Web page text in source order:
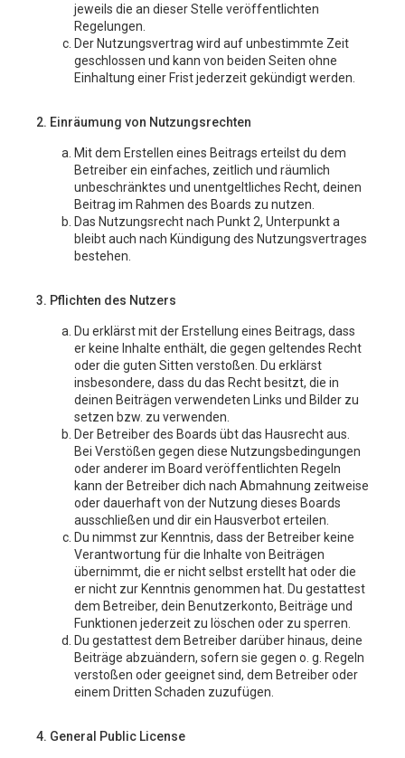
jeweils die an dieser Stelle veröffentlichten
Regelungen.
Der Nutzungsvertrag wird auf unbestimmte Zeit
geschlossen und kann von beiden Seiten ohne
Einhaltung einer Frist jederzeit gekündigt werden.
2. Einräumung von Nutzungsrechten
Mit dem Erstellen eines Beitrags erteilst du dem
Betreiber ein einfaches, zeitlich und räumlich
unbeschränktes und unentgeltliches Recht, deinen
Beitrag im Rahmen des Boards zu nutzen.
Das Nutzungsrecht nach Punkt 2, Unterpunkt a
bleibt auch nach Kündigung des Nutzungsvertrages
bestehen.
3. Pflichten des Nutzers
Du erklärst mit der Erstellung eines Beitrags, dass
er keine Inhalte enthält, die gegen geltendes Recht
oder die guten Sitten verstoßen. Du erklärst
insbesondere, dass du das Recht besitzt, die in
deinen Beiträgen verwendeten Links und Bilder zu
setzen bzw. zu verwenden.
Der Betreiber des Boards übt das Hausrecht aus.
Bei Verstößen gegen diese Nutzungsbedingungen
oder anderer im Board veröffentlichten Regeln
kann der Betreiber dich nach Abmahnung zeitweise
oder dauerhaft von der Nutzung dieses Boards
ausschließen und dir ein Hausverbot erteilen.
Du nimmst zur Kenntnis, dass der Betreiber keine
Verantwortung für die Inhalte von Beiträgen
übernimmt, die er nicht selbst erstellt hat oder die
er nicht zur Kenntnis genommen hat. Du gestattest
dem Betreiber, dein Benutzerkonto, Beiträge und
Funktionen jederzeit zu löschen oder zu sperren.
Du gestattest dem Betreiber darüber hinaus, deine
Beiträge abzuändern, sofern sie gegen o. g. Regeln
verstoßen oder geeignet sind, dem Betreiber oder
einem Dritten Schaden zuzufügen.
4. General Public License